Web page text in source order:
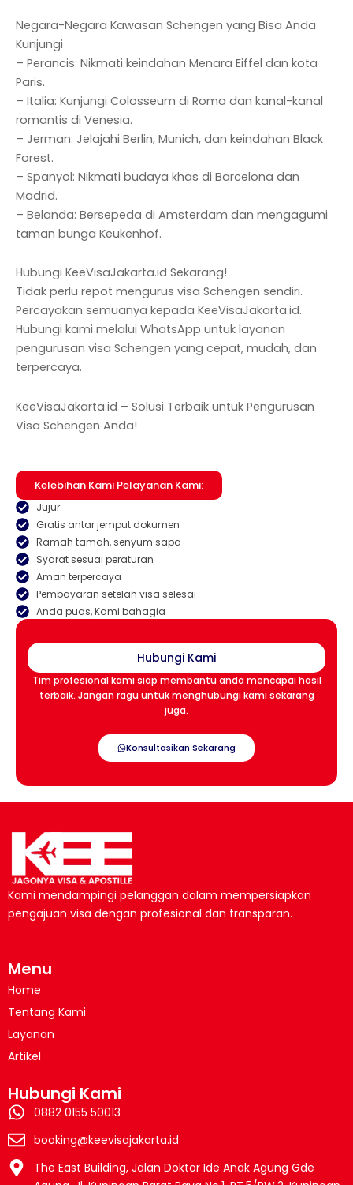
Negara-Negara Kawasan Schengen yang Bisa Anda
Kunjungi
– Perancis: Nikmati keindahan Menara Eiffel dan kota
Paris.
– Italia: Kunjungi Colosseum di Roma dan kanal-kanal
romantis di Venesia.
– Jerman: Jelajahi Berlin, Munich, dan keindahan Black
Forest.
– Spanyol: Nikmati budaya khas di Barcelona dan
Madrid.
– Belanda: Bersepeda di Amsterdam dan mengagumi
taman bunga Keukenhof.
Hubungi KeeVisaJakarta.id Sekarang!
Tidak perlu repot mengurus visa Schengen sendiri.
Percayakan semuanya kepada KeeVisaJakarta.id.
Hubungi kami melalui WhatsApp untuk layanan
pengurusan visa Schengen yang cepat, mudah, dan
terpercaya.
KeeVisaJakarta.id – Solusi Terbaik untuk Pengurusan
Visa Schengen Anda!
Kelebihan Kami Pelayanan Kami:
Jujur
Gratis antar jemput dokumen
Ramah tamah, senyum sapa
Syarat sesuai peraturan
Aman terpercaya
Pembayaran setelah visa selesai
Anda puas, Kami bahagia
Hubungi Kami
Tim profesional kami siap membantu anda mencapai hasil
terbaik. Jangan ragu untuk menghubungi kami sekarang
juga.
Konsultasikan Sekarang
Kami mendampingi pelanggan dalam mempersiapkan
pengajuan visa dengan profesional dan transparan.
Menu
Home
Tentang Kami
Layanan
Artikel
Hubungi Kami
0882 0155 50013
booking@keevisajakarta.id
The East Building, Jalan Doktor Ide Anak Agung Gde